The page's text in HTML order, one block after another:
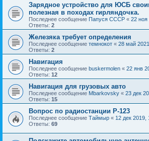
Зарядное устройство для ЮСБ
полезная в походах гирляндочка.
Последнее сообщение Папуся СССР « 22 ноя
Ответы: 2
Железяка требует определения
Последнее сообщение темнокот « 28 май
Ответы: 2
Навигация
Последнее сообщение buskermolen « 22 янв
Ответы: 12
Навигация для грузовых авто
Последнее сообщение Mbarkovsky « 23 дек
Ответы: 15
Вопрос по радиостанции Р-123
Последнее сообщение Таймыр « 12 дек 2019,
Ответы: 69